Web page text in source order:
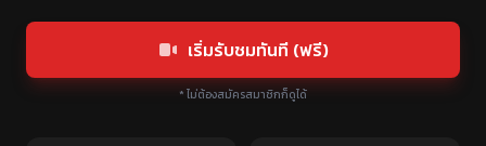
เริ่มรับชมทันที (ฟรี)
* ไม่ต้องสมัครสมาชิกก็ดูได้